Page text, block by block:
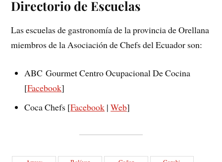
Directorio de Escuelas
Las escuelas de gastronomía de la provincia de Orellana
miembros de la Asociación de Chefs del Ecuador son:
ABC Gourmet Centro Ocupacional De Cocina
[Facebook]
Coca Chefs [Facebook |Web]